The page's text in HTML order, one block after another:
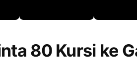
80 Kursi ke